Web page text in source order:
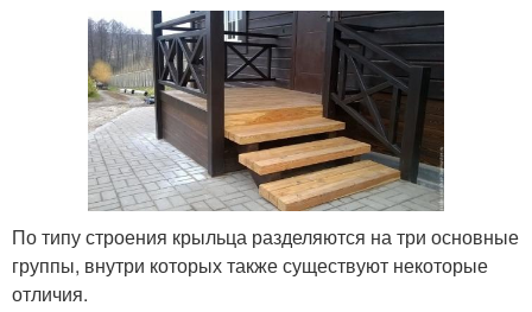
По типу строения крыльца разделяются на три основные
группы, внутри которых также существуют некоторые
отличия.